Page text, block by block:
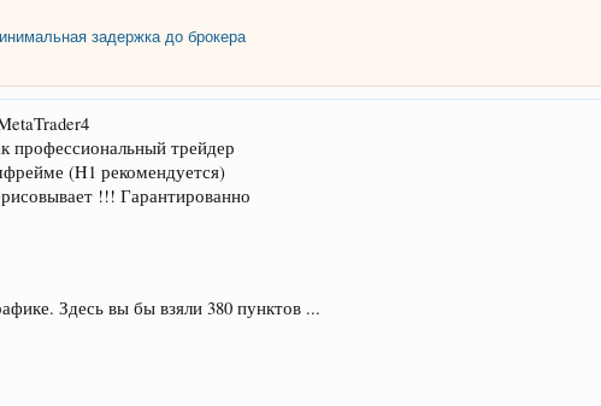
задержка до брокера
профессиональный трейдер
(H1 рекомендуется)
!!! Гарантированно
Здесь вы бы взяли 380 пунктов ...